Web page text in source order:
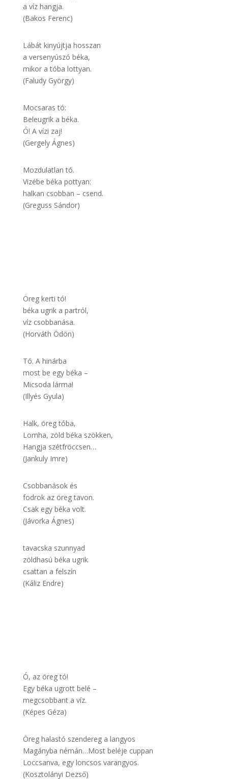
a víz hangja.
(Bakos Ferenc)
Lábát kinyújtja hosszan
a versenyúszó béka,
mikor a tóba lottyan.
(Faludy György)
Mocsaras tó:
Beleugrik a béka.
Ó! A vízi zaj!
(Gergely Ágnes)
Mozdulatlan tó.
Vizébe béka pottyan:
halkan csobban – csend.
(Greguss Sándor)
Öreg kerti tó!
béka ugrik a partról,
víz csobbanása.
(Horváth Ödön)
Tó. A hinárba
most be egy béka –
Micsoda lárma!
(Illyés Gyula)
Halk, öreg tóba,
Lomha, zöld béka szökken,
Hangja szétfröccsen…
(Jankuly Imre)
Csobbanások és
fodrok az öreg tavon.
Csak egy béka volt.
(Jávorka Ágnes)
tavacska szunnyad
zöldhasú béka ugrik
csattan a felszín
(Káliz Endre)
Ó, az öreg tó!
Egy béka ugrott belé –
megcsobbant a víz.
(Képes Géza)
Öreg halastó szendereg a langyos
Magányba némán…Most beléje cuppan
Loccsanva, egy loncsos varangyos.
(Kosztolányi Dezső)